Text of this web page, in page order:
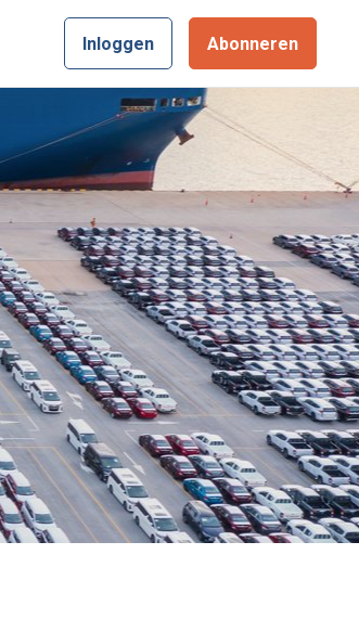
Inloggen Abonneren